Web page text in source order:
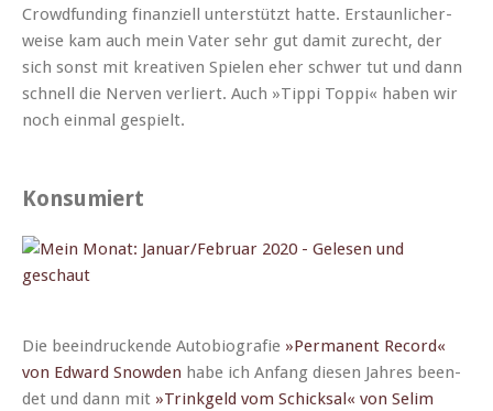
Crowd­fund­ing finanziell unter­stützt hat­te. Erstaunlicher­
weise kam auch mein Vater sehr gut damit zurecht, der
sich son­st mit kreativ­en Spie­len eher schw­er tut und dann
schnell die Ner­ven ver­liert. Auch »Tip­pi Top­pi« haben wir
noch ein­mal gespielt.
Konsumiert
Die beein­druck­ende Auto­bi­ografie »Per­ma­nent Record«
von Edward Snow­den habe ich Anfang diesen Jahres been­
det und dann mit »Trinkgeld vom Schick­sal« von Selim